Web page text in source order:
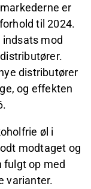
er
til 2024.
mod
distributører
og effekten
øl i
modtaget og
fulgt op med
varianter.